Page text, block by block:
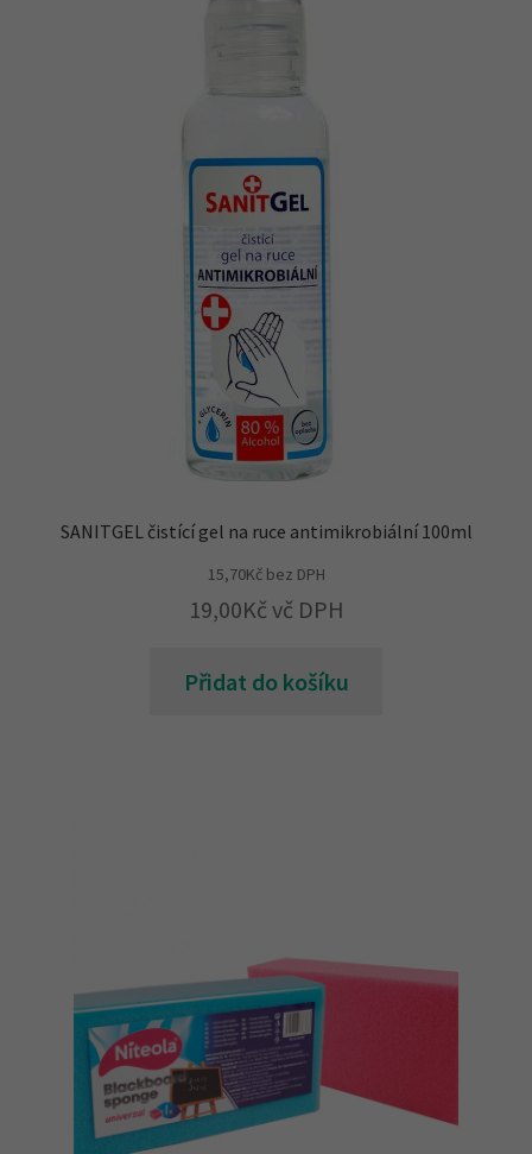
SANITGEL čistící gel na ruce antimikrobiální 100ml
15,70Kčbez DPH
19,00Kč vč DPH
Přidat do košíku